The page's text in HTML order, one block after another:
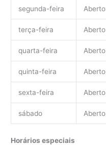
segunda-feira Aberto
terça-feira Aberto
quarta-feira Aberto
quinta-feira Aberto
sexta-feira Aberto
sábado Aberto
Horários especiais